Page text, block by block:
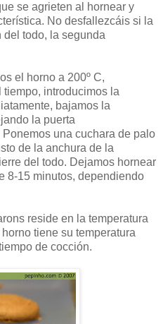
se agrieten al hornear y
No desfallezcáis si la
todo, la segunda
el horno a 200º C,
introducimos la
bajamos la
la puerta
una cuchara de palo
de la anchura de la
del todo. Dejamos hornear
8-15 minutos, dependiendo
reside en la temperatura
tiene su temperatura
de cocción.